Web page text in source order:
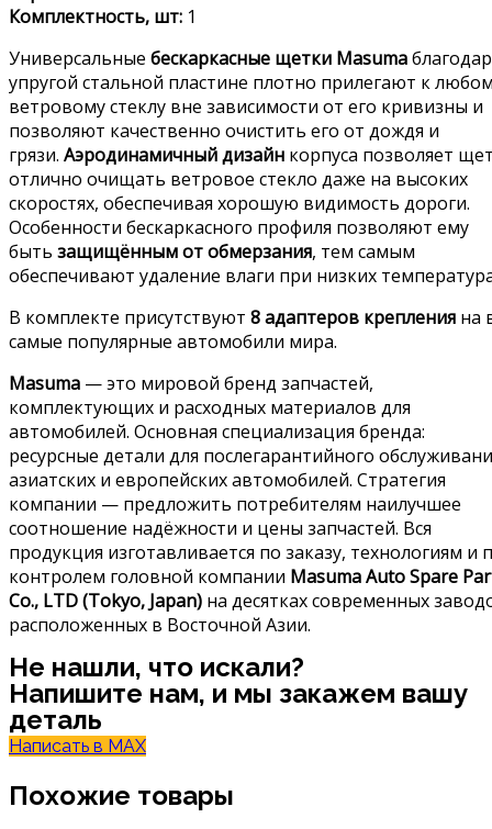
Комплектность, шт: 1
Универсальные бескаркасные щетки Masuma
упругой стальной пластине плотно прилегают к
ветровому стеклу вне зависимости от его кривизны и
позволяют качественно очистить его от дождя и
грязи. Аэродинамичный дизайн корпуса позволяет
отлично очищать ветровое стекло даже на высоких
скоростях, обеспечивая хорошую видимость дороги.
Особенности бескаркасного профиля позволяют ему
быть защищённым от обмерзания, тем самым
обеспечивают удаление влаги при низких
В комплекте присутствуют 8 адаптеров крепления на
самые популярные автомобили мира.
Masuma — это мировой бренд запчастей,
комплектующих и расходных материалов для
автомобилей. Основная специализация бренда:
ресурсные детали для послегарантийного
азиатских и европейских автомобилей. Стратегия
компании — предложить потребителям наилучшее
соотношение надёжности и цены запчастей. Вся
продукция изготавливается по заказу, технологиям и
контролем головной компании Masuma Auto Spare
Co., LTD (Tokyo, Japan) на десятках современных
расположенных в Восточной Азии.
Не нашли, что искали?
Напишите нам, и мы закажем вашу
деталь
Написать в MAX
Похожие товары